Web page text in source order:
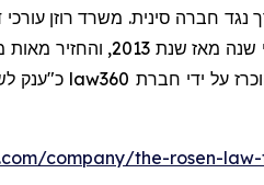
חברה סינית. משרד רוזן עורכי
שרותי תביעה ייצוגית, בגין מספר יישובי תביעות ייצוגיות
law360 כ"ענק
company/the-rosen-